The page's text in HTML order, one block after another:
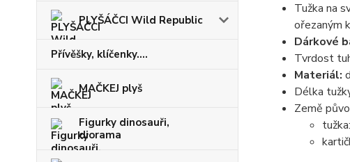
PLYŠÁČCI Wild Republic
Přívěšky, klíčenky....
MAČKEJ plyš
Figurky dinosauři,
diorama
Tužka na
ořezaným
Dárkové
Tvrdost
Materiál:
Délka
Země